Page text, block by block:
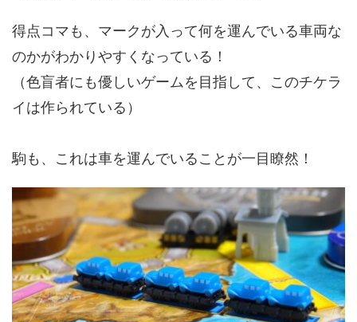
得点コマも、マークが入って何を運んでいる車両な
のかがわかりやすくなっている！
（色盲者にも優しいゲームを目指して、このチケラ
イは作られている）
駒も、これは車を運んでいることが一目瞭然！